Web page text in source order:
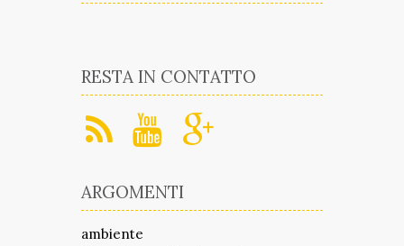
RESTA IN CONTATTO
ARGOMENTI
ambiente